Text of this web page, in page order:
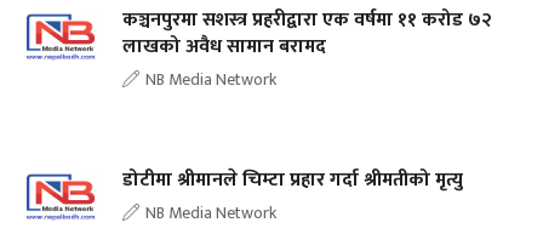
कञ्चनपुरमा सशस्त्र प्रहरीद्वारा एक वर्षमा ११ करोड ७२
लाखको अवैध सामान बरामद
NB Media Network
डोटीमा श्रीमानले चिम्टा प्रहार गर्दा श्रीमतीको मृत्यु
NB Media Network